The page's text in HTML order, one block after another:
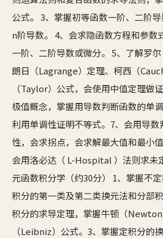
公式。 3、掌握初等函数一阶、二阶
n阶导数。 4、会求隐函数方程和参数
一阶、二阶导数或微分。 5、了解罗
朗日（Lagrange）定理、柯西（
（Taylor）公式，会使用中值定理做
极值概念，掌握用导数判断函数的单
利用单调性证明不等式。7、会用导
性，会求拐点，会求解最大值和最小
会用洛必达（ L-Hospital ）法则求未
元函数积分学（约30分） 1、掌握不
积分的第一类及第二类换元法和分部
积分的求导定理，掌握牛顿（
（Leibniz）公式。3、掌握定积分的